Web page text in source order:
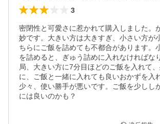
3
密閉性と可愛さに惹かれて購入しました。
妙です。大きい方は大きすぎ、小さい方が
ちらにご飯を詰めても不都合があります。
を詰めると、ぎゅう詰めに入れなければな
局、大きい方に7分目ほどのご飯を入れて
に、ご飯と一緒に入れても良いおかずを入
少々、使い勝手が悪いです。ご飯を少しし
には良いのかも？